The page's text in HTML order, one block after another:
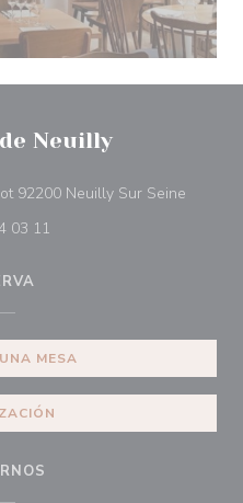
Neuilly
92200 Neuilly Sur Seine
03 11
MESA